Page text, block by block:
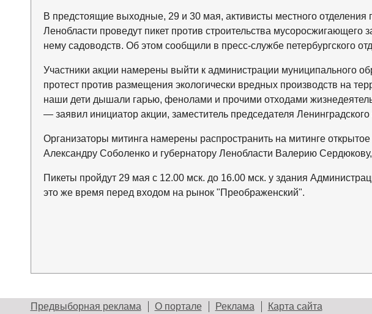
В предстоящие выходные, 29 и 30 мая, активисты местного отделения
Ленобласти проведут пикет против строительства мусоросжигающего
нему садоводств. Об этом сообщили в пресс-службе петербургского
Участники акции намерены выйти к администрации муниципального
протест против размещения экологически вредных производств на
наши дети дышали гарью, фенолами и прочими отходами
— заявил инициатор акции, заместитель председателя
Организаторы митинга намерены распространить на митинге
Александру Соболенко и губернатору Ленобласти Валерию
Пикеты пройдут 29 мая с 12.00 мск. до 16.00 мск. у здания
это же время перед входом на рынок "Преображенский".
Предвыборная реклама О портале Реклама Карта сайта